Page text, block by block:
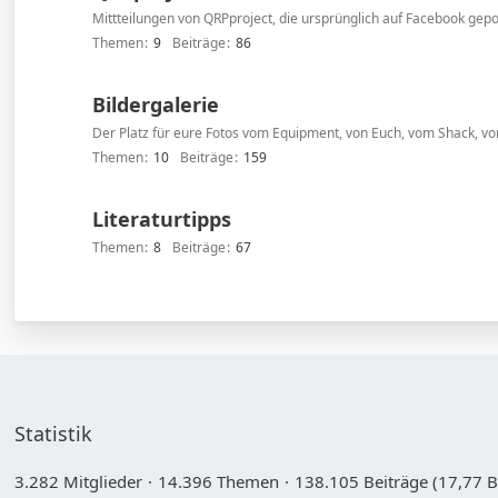
Mittteilungen von QRPproject, die ursprünglich auf Facebook
Themen 9 Beiträge 86
Bildergalerie
Der Platz für eure Fotos vom Equipment, von Euch, vom Shack,
Themen 10 Beiträge 159
Literaturtipps
Themen 8 Beiträge 67
Statistik
3.282 Mitglieder 14.396 Themen
138.105 Beiträge (17,77